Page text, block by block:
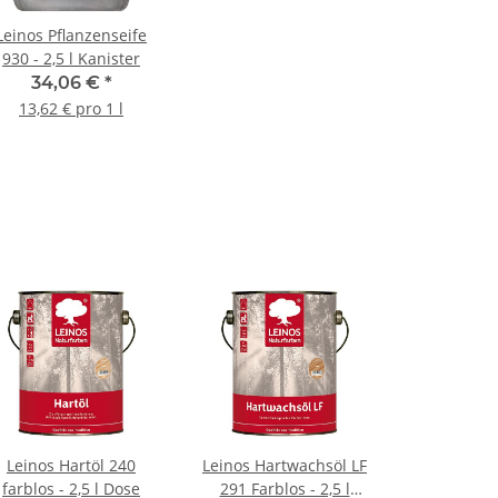
Pflanzenseife
930 - 2,5 l Kanister
34,06 € *
13,62 € pro 1 l
Leinos Hartöl 240
farblos - 2,5 l Dose
Leinos Hartwachsöl LF
291 Farblos - 2,5 l